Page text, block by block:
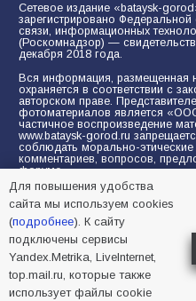
Сетевое издание «bataysk-
зарегистрировано
связи, информационных
(Роскомнадзор) —
декабря 2018 года.
Вся информация, размещенная
охраняется в соответствии с
авторском праве.
фотоматериалов является
частичное воспроизведение
www.bataysk-gorod.ru
соблюдать морально-
комментариев, вопросов,
форуме.
Политика конфиденциальности
Согласие на обработку
сервисов Yandex.Metrika,
© 2005-2026 БИА «ВПЕРЕД»
Для повышения удобства
сайта мы используем cookies
(подробнее). К сайту
подключены сервисы
Yandex.Metrika, LiveInternet,
top.mail.ru, которые также
использует файлы cookie